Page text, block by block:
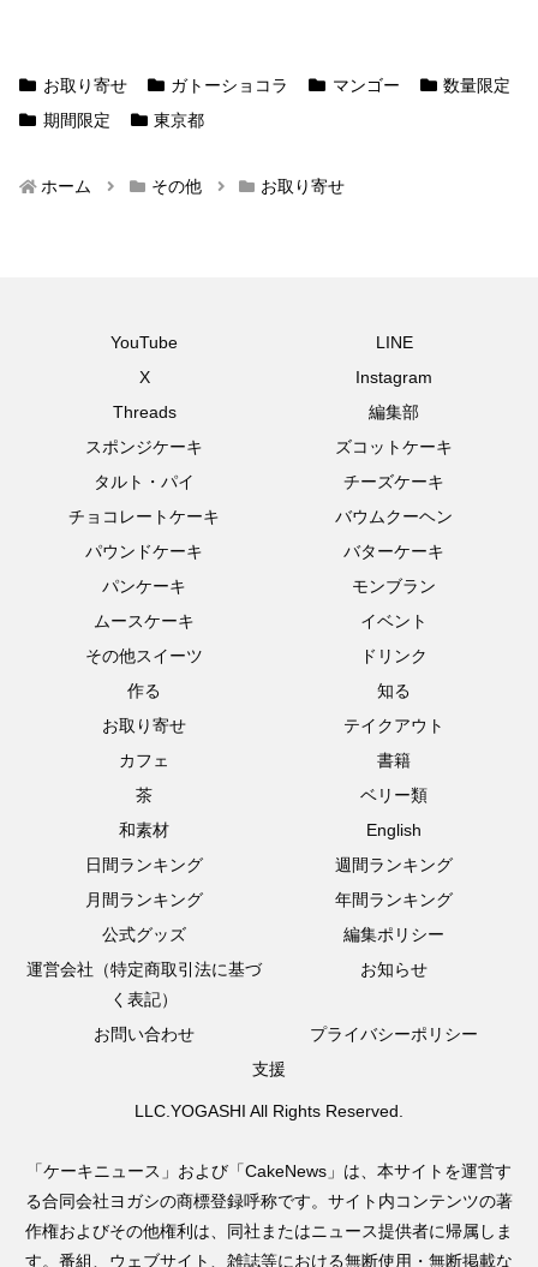
お取り寄せ ガトーショコラ マンゴー
数量限定
期間限定
東京都
ホーム その他 お取り寄せ
YouTube
LINE
X
Instagram
Threads
編集部
スポンジケーキ
ズコットケーキ
タルト・パイ
チーズケーキ
チョコレートケーキ
バウムクーヘン
パウンドケーキ
バターケーキ
パンケーキ
モンブラン
ムースケーキ
イベント
その他スイーツ
ドリンク
作る
知る
お取り寄せ
テイクアウト
カフェ
書籍
茶
ベリー類
和素材
English
日間ランキング
週間ランキング
月間ランキング
年間ランキング
公式グッズ
編集ポリシー
運営会社（特定商取引法に基づ
く表記）
お知らせ
お問い合わせ
プライバシーポリシー
支援
LLC.YOGASHI All Rights Reserved.
「ケーキニュース」および「CakeNews」は、本サイトを運営す
る合同会社ヨガシの商標登録呼称です。サイト内コンテンツの著
作権およびその他権利は、同社またはニュース提供者に帰属しま
す。番組、ウェブサイト、雑誌等における無断使用・無断掲載な